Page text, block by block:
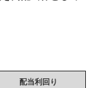
配当利回り